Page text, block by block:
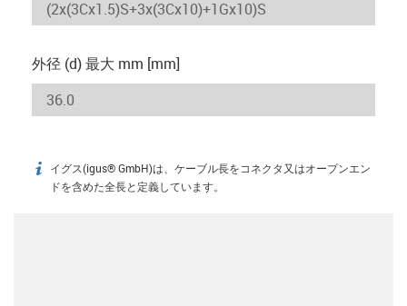
外径 (d) 最大 mm [mm]
igus-icon-info
イグス(igus® GmbH)は、ケーブル長をコネクタ又はオープンエン
ドを含めた全長と定義しています。